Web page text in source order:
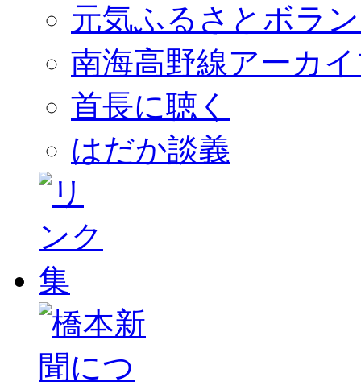
元気ふるさとボラ
南海高野線アーカ
首長に聴く
はだか談義